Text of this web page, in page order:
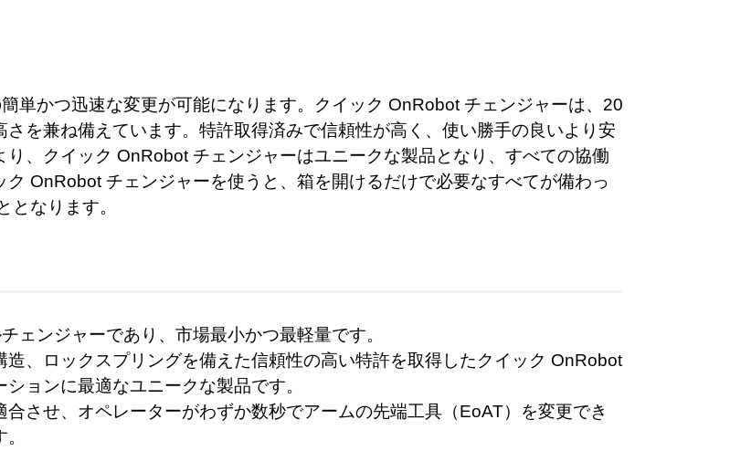
単かつ迅速な変更が可能になります。クイック OnRobot チェンジャーは、20
を兼ね備えています。特許取得済みで信頼性が高く、使い勝手の良いより安
り、クイック OnRobot チェンジャーはユニークな製品となり、すべての協働
OnRobot チェンジャーを使うと、箱を開けるだけで必要なすべてが備わっ
なります。
ェンジャーであり、市場最小かつ最軽量です。
、ロックスプリングを備えた信頼性の高い特許を取得したクイック OnRobot
ョンに最適なユニークな製品です。
させ、オペレーターがわずか数秒でアームの先端工具（EoAT）を変更でき